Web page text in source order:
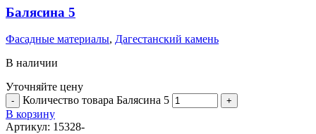
Балясина 5
Фасадные материалы, Дагестанский камень
В наличии
Уточняйте цену
Количество товара Балясина 5
В корзину
Артикул: 15328-